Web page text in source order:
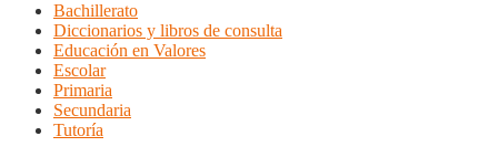
Bachillerato
Diccionarios y libros de consulta
Educación en Valores
Escolar
Primaria
Secundaria
Tutoría